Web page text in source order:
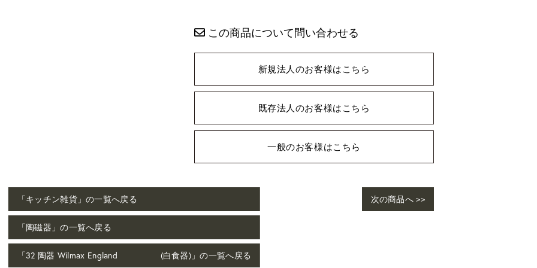
この商品について問い合わせる
新規法人のお客様はこちら
既存法人のお客様はこちら
一般のお客様はこちら
次の商品へ >>
「キッチン雑貨」の一覧へ戻る
「陶磁器」の一覧へ戻る
「32 陶器 Wilmax England (白食器)」の一覧へ戻る